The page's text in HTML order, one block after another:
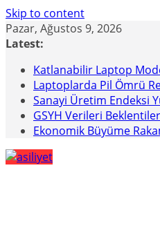
Skip to content
Pazar, Ağustos 9, 2026
Latest:
Katlanabilir Laptop
Laptoplarda Pil Ömrü
Sanayi Üretim Endeksi
GSYH Verileri
Ekonomik Büyüme